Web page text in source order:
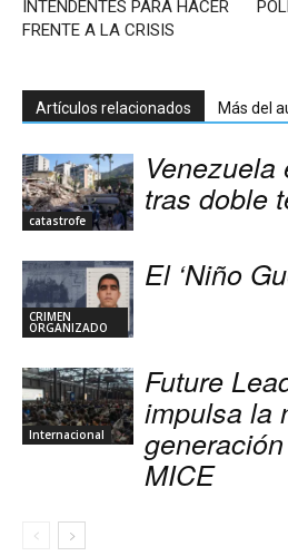
INTENDENTES PARA HACER
FRENTE A LA CRISIS
Artículos relacionados Más del
catastrofe
tras doble
CRIMEN
ORGANIZADO
El ‘Niño
Internacional
Future
impulsa la
MICE